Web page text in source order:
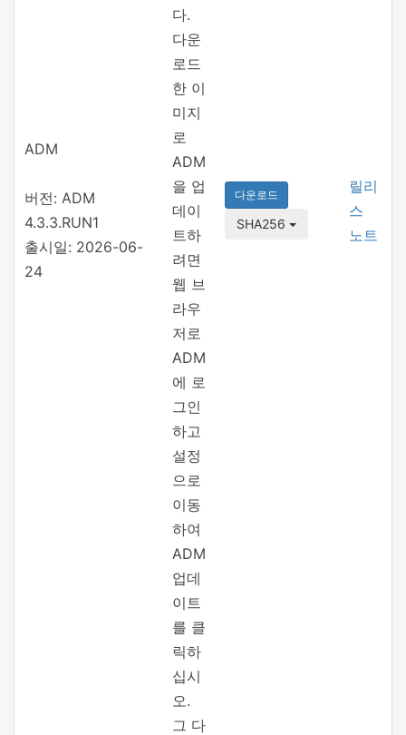
ADM
버전: ADM
4.3.3.RUN1
출시일: 2026-06-
24
다.
다운
로드
한 이
미지
로
ADM
을 업
데이
트하
려면
웹 브
라우
저로
ADM
에 로
그인
하고
설정
으로
이동
하여
ADM
업데
이트
를 클
릭하
십시
오.
그 다
다운로드
SHA256
릴리
스
노트